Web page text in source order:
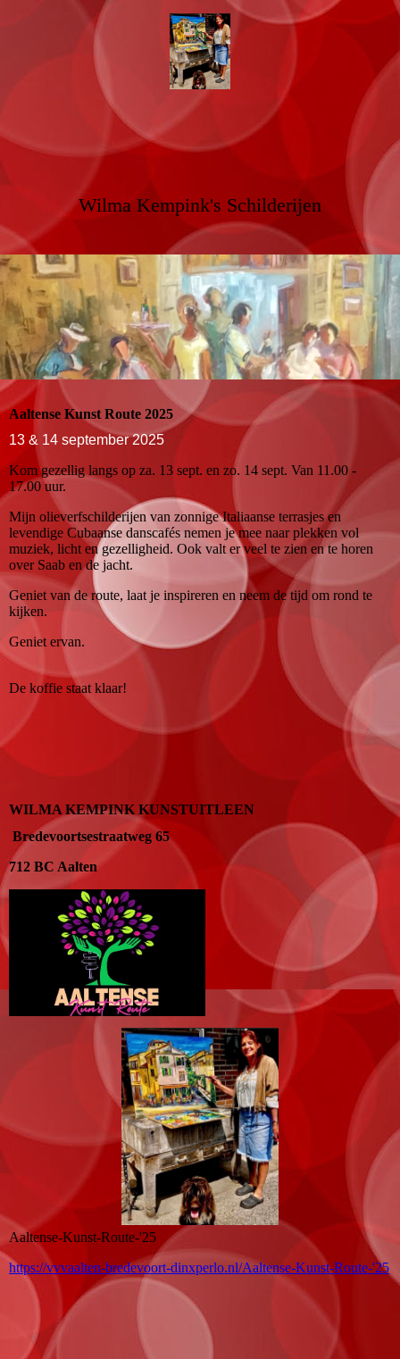
Wilma Kempink's Schilderijen
Aaltense Kunst Route 2025
13 & 14 september 2025
Kom gezellig langs op za. 13 sept. en zo. 14 sept. Van 11.00 -
17.00 uur.
Mijn olieverfschilderijen van zonnige Italiaanse terrasjes en
levendige Cubaanse danscafés nemen je mee naar plekken vol
muziek, licht en gezelligheid. Ook valt er veel te zien en te horen
over Saab en de jacht.
Geniet van de route, laat je inspireren en neem de tijd om rond te
kijken.
Geniet ervan.
De koffie staat klaar!
WILMA KEMPINK KUNSTUITLEEN
Bredevoortsestraatweg 65
712 BC Aalten
Aaltense-Kunst-Route-'25
https://vvvaalten-bredevoort-dinxperlo.nl/Aaltense-Kunst-Route-'25